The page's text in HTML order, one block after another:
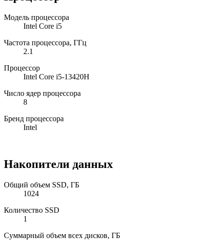
Модель процессора
Intel Core i5
Частота процессора, ГГц
2.1
Процессор
Intel Core i5-13420H
Число ядер процессора
8
Бренд процессора
Intel
Накопители данных
Общий объем SSD, ГБ
1024
Количество SSD
1
Суммарный объем всех дисков, ГБ